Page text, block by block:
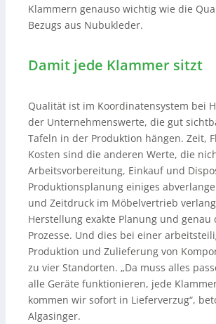
Klammern genauso wichtig wie die
Bezugs aus Nubukleder.
Damit jede Klammer sitzt
Qualität ist im Koordinatensystem bei
der Unternehmenswerte, die gut
Tafeln in der Produktion hängen. Zeit,
Kosten sind die anderen Werte, die
Arbeitsvorbereitung, Einkauf und
Produktionsplanung einiges
und Zeitdruck im Möbelvertrieb
Herstellung exakte Planung und genau
Prozesse. Und dies bei einer
Produktion und Zulieferung von
zu vier Standorten. „Da muss alles
alle Geräte funktionieren, jede
kommen wir sofort in Lieferverzug“,
Algasinger.